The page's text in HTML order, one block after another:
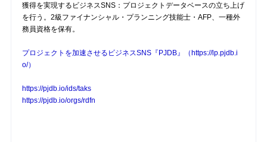
獲得を実現するビジネスSNS：プロジェクトデータベースの立ち上げ
を行う。2級ファイナンシャル・プランニング技能士・AFP、一種外
務員資格を保有。
プロジェクトを加速させるビジネスSNS『PJDB』（https://lp.pjdb.i
o/）
https://pjdb.io/ids/taks
https://pjdb.io/orgs/rdfn